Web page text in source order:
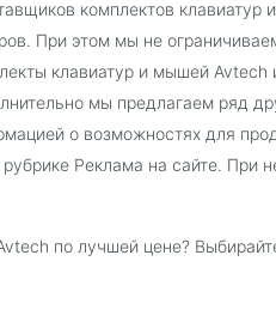
комплектов
При этом мы не
клавиатур и мышей Avtech
мы предлагаем ряд
о возможностях для
Реклама на сайте. При
по лучшей цене?